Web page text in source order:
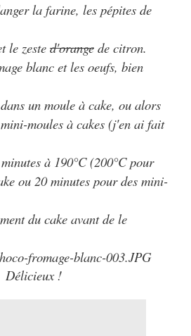
la farine, les pépites de
le zeste d'orange de citron.
blanc et les oeufs, bien
un moule à cake, ou alors
moules à cakes (j'en ai fait
à 190°C (200°C pour
ou 20 minutes pour des mini-
du cake avant de le
Délicieux !